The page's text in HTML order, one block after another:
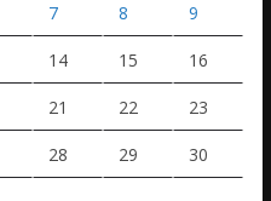
7 8 9
14 15 16
21 22 23
28 29 30